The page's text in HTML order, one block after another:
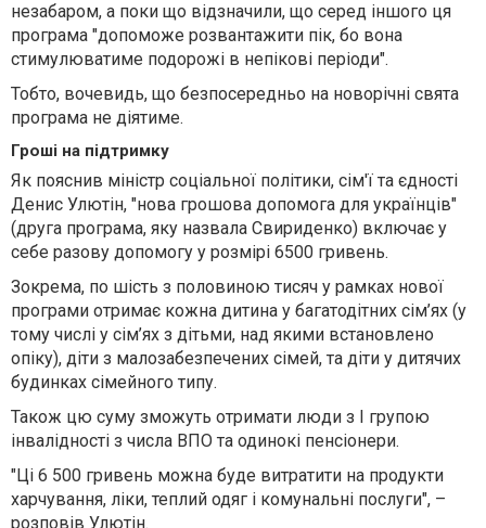
незабаром, а поки що відзначили, що серед іншого ця
програма "допоможе розвантажити пік, бо вона
стимулюватиме подорожі в непікові періоди".
Тобто, вочевидь, що безпосередньо на новорічні свята
програма не діятиме.
Гроші на підтримку
Як пояснив міністр соціальної політики, сім'ї та єдності
Денис Улютін, "нова грошова допомога для українців"
(друга програма, яку назвала Свириденко) включає у
себе разову допомогу у розмірі 6500 гривень.
Зокрема, по шість з половиною тисяч у рамках нової
програми отримає кожна дитина у багатодітних сім’ях (у
тому числі у сім’ях з дітьми, над якими встановлено
опіку), діти з малозабезпечених сімей, та діти у дитячих
будинках сімейного типу.
Також цю суму зможуть отримати люди з I групою
інвалідності з числа ВПО та одинокі пенсіонери.
"Ці 6 500 гривень можна буде витратити на продукти
харчування, ліки, теплий одяг і комунальні послуги", –
розповів Улютін.